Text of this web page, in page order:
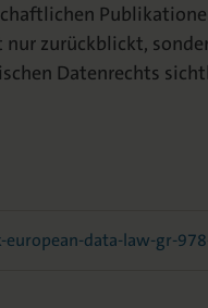
nur zurückblickt,
Datenrechts
data-law-gr-